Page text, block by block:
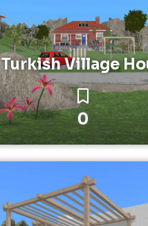
Turkish Village
0